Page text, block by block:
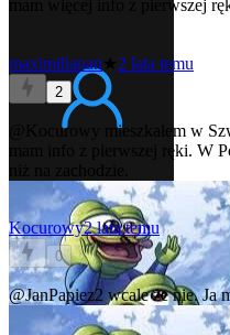
mam więcej info z pierwszej
maximilianan 2 lata temu
2
@Kocurowy
mieszkałem w
mam info z pierwszej ręki. W
Kocurowy2 lata temu
0
@JanPapiez2wcale że nie. Ja